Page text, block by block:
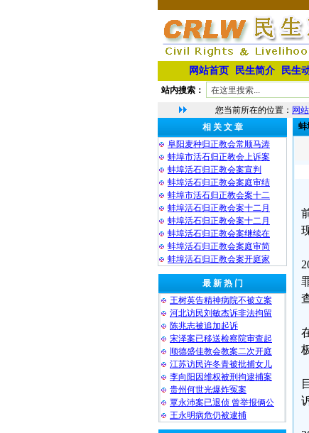
网站首页 民生简介 民生
站内搜索：
您当前所在的位置： 网
相 关 文 章
阜阳麦种归正教会常顺马涛
蚌埠市活石归正教会上诉案
蚌埠活石归正教会案宣判
蚌埠活石归正教会案庭审结
蚌埠市活石归正教会案十二
蚌埠活石归正教会案十二月
蚌埠活石归正教会案十二月
蚌埠活石归正教会案继续在
蚌埠活石归正教会案庭审简
蚌埠活石归正教会案开庭家
最 新 热 门
王树英告精神病院不被立案
河北访民刘敏杰诉非法拘留
陈兆志被追加起诉
宋泽案已移送检察院审查起
顺德盛佳教会教案二次开庭
江苏访民许冬青被批捕女儿
李向阳因维权被刑拘逮捕案
贵州何世光爆炸冤案
覃永沛案已退侦 曾举报俩公
王永明病危仍被逮捕
蚌